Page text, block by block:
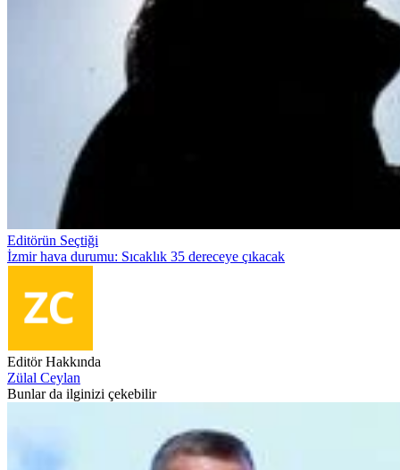
Editörün Seçtiği
İzmir hava durumu: Sıcaklık 35 dereceye çıkacak
Editör Hakkında
Zülal Ceylan
Bunlar da ilginizi çekebilir